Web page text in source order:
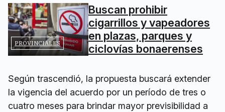
PROVINCIALES
Buscan prohibir
cigarrillos y vapeadores
en plazas, parques y
ciclovías bonaerenses
Según trascendió, la propuesta buscará extender
la vigencia del acuerdo por un período de tres o
cuatro meses para brindar mayor previsibilidad a